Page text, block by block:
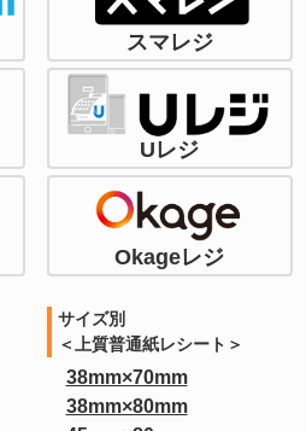
スマレジ
Uレジ
Okageレジ
サイズ別
＜上質普通紙レシート＞
38mm×70mm
38mm×80mm